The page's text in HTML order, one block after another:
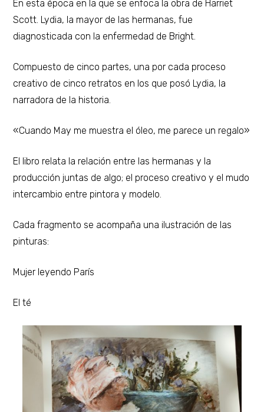
En esta época en la que se enfoca la obra de Harriet
Scott. Lydia, la mayor de las hermanas, fue
diagnosticada con la enfermedad de Bright.
Compuesto de cinco partes, una por cada proceso
creativo de cinco retratos en los que posó Lydia, la
narradora de la historia.
«Cuando May me muestra el óleo, me parece un regalo»
El libro relata la relación entre las hermanas y la
producción juntas de algo; el proceso creativo y el mudo
intercambio entre pintora y modelo.
Cada fragmento se acompaña una ilustración de las
pinturas:
Mujer leyendo París
El té